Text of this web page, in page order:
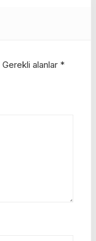
Gerekli alanlar *